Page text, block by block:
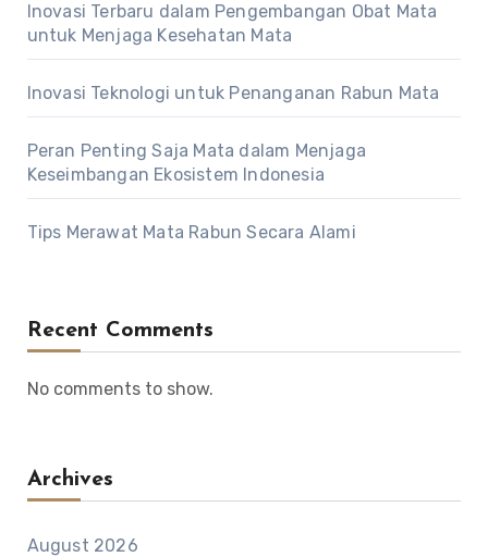
Inovasi Terbaru dalam Pengembangan Obat Mata
untuk Menjaga Kesehatan Mata
Inovasi Teknologi untuk Penanganan Rabun Mata
Peran Penting Saja Mata dalam Menjaga
Keseimbangan Ekosistem Indonesia
Tips Merawat Mata Rabun Secara Alami
Recent Comments
No comments to show.
Archives
August 2026